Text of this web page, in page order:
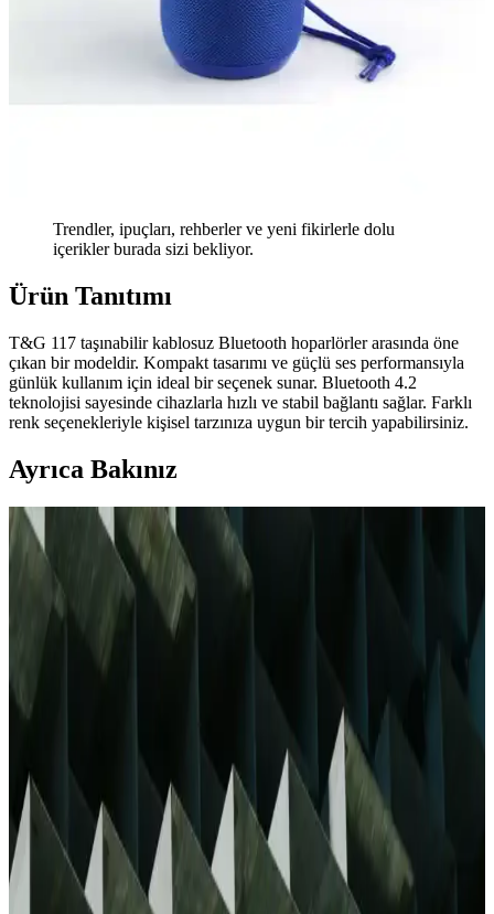
Trendler, ipuçları, rehberler ve yeni fikirlerle dolu
içerikler burada sizi bekliyor.
Ürün Tanıtımı
T&G 117 taşınabilir kablosuz Bluetooth hoparlörler arasında öne
çıkan bir modeldir. Kompakt tasarımı ve güçlü ses performansıyla
günlük kullanım için ideal bir seçenek sunar. Bluetooth 4.2
teknolojisi sayesinde cihazlarla hızlı ve stabil bağlantı sağlar. Farklı
renk seçenekleriyle kişisel tarzınıza uygun bir tercih yapabilirsiniz.
Ayrıca Bakınız
JBL Bluetooth Hoparlörlerin Özellikleri ve Bağlantı
Problemlerine Çözüm Yolları
JBL Bluetooth hoparlörler, yüksek ses kalitesi ve dayanıklılığıyla
öne çıkar. Bağlantı sorunları için güncellemeler ve ayar ipuçlarıyla
Taşınabilir Bluetooth Hoparlörler: Mobil Ses
Deneyimini Yükselten En İyi Seçenekler
Taşınabilir Bluetooth hoparlörler, kompakt tasarımı, kablosuz
bağlantısı ve yüksek ses kalitesiyle mobil yaşam tarzına mükemmel
uyum sağlar. Suya dayanıklı modeller ve uzun pil ömrü ile her yerde
müzik keyfi sunar.
MF Acoustic 0215 ile Ryzen KTS-1057 Kablosuz
Bluetooth Hoparlörleri Karşılaştırması